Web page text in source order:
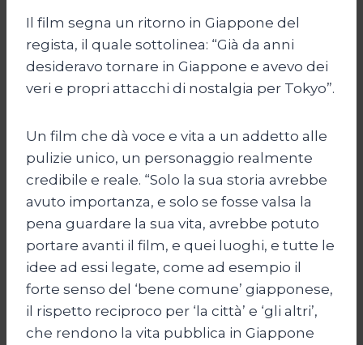
Il film segna un ritorno in Giappone del
regista, il quale sottolinea: “Già da anni
desideravo tornare in Giappone e avevo dei
veri e propri attacchi di nostalgia per Tokyo”.
Un film che dà voce e vita a un addetto alle
pulizie unico, un personaggio realmente
credibile e reale. “Solo la sua storia avrebbe
avuto importanza, e solo se fosse valsa la
pena guardare la sua vita, avrebbe potuto
portare avanti il film, e quei luoghi, e tutte le
idee ad essi legate, come ad esempio il
forte senso del ‘bene comune’ giapponese,
il rispetto reciproco per ‘la città’ e ‘gli altri’,
che rendono la vita pubblica in Giappone